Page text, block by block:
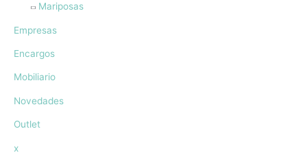
Mariposas
Empresas
Encargos
Mobiliario
Novedades
Outlet
x